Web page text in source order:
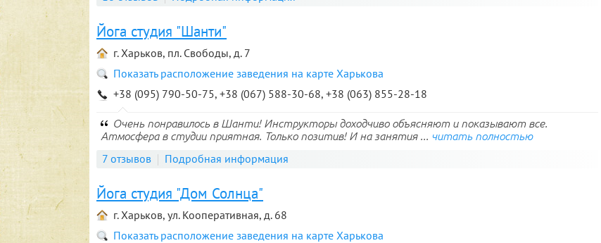
Йога студия "Шанти"
г. Харьков, пл. Свободы, д. 7
Показать расположение заведения на карте Харькова
+38 (095) 790-50-75, +38 (067) 588-30-68, +38 (063) 855-28-18
Очень понравилось в Шанти! Инструкторы доходчиво объясняют и показывают все.
Атмосфера в студии приятная. Только позитив! И на занятия ... читать полностью
7 отзывов Подробная информация
Йога студия "Дом Солнца"
г. Харьков, ул. Кооперативная, д. 68
Показать расположение заведения на карте Харькова